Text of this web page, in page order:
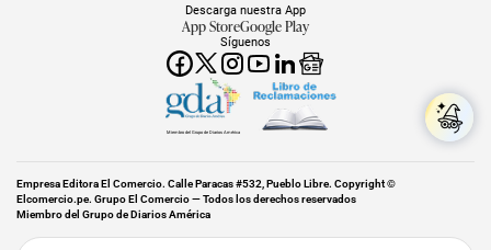
Síguenos
Descarga nuestra App
App StoreGoogle Play
Miembro del Grupo de Diarios América
Empresa Editora El Comercio. Calle Paracas #532, Pueblo Libre. Copyright ©
Elcomercio.pe. Grupo El Comercio — Todos los derechos reservados
Miembro del Grupo de Diarios América